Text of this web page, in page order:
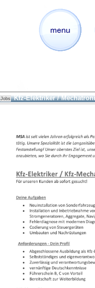
Jobs Kfz-Elektriker /